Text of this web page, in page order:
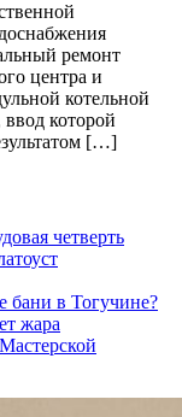
ремонт
центра и
котельной
которой
[…]
четверть
бани в Тогучине?
жара